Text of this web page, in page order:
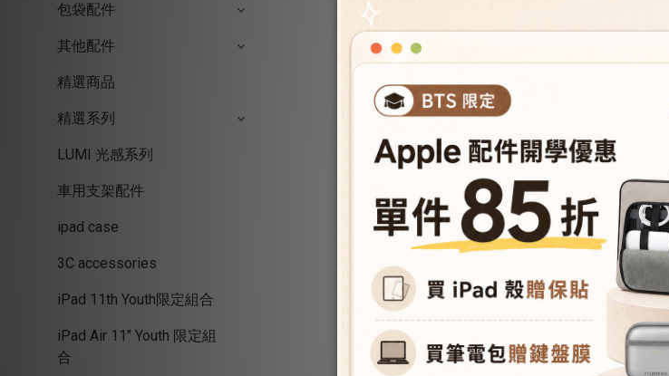
包袋配件
其他配件
精選商品
精選系列
LUMI 光感系列
車用支架配件
ipad case
3C accessories
iPad 11th Youth限定組合
iPad Air 11" Youth 限定組
合